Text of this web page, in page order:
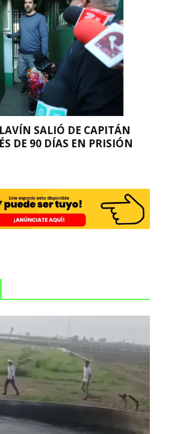
SALIÓ DE CAPITÁN
DE 90 DÍAS EN PRISIÓN